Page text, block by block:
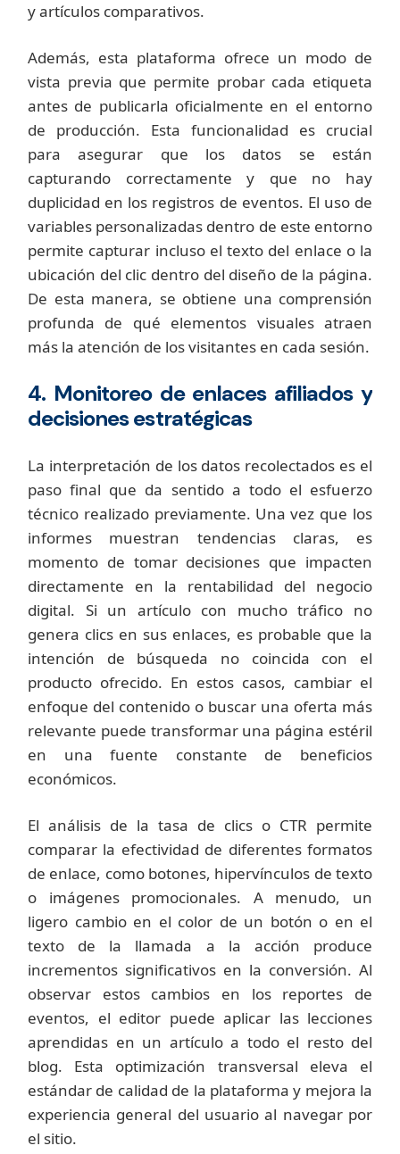
y artículos comparativos.
Además, esta plataforma ofrece un modo de
vista previa que permite probar cada etiqueta
antes de publicarla oficialmente en el entorno
de producción. Esta funcionalidad es crucial
para asegurar que los datos se están
capturando correctamente y que no hay
duplicidad en los registros de eventos. El uso de
variables personalizadas dentro de este entorno
permite capturar incluso el texto del enlace o la
ubicación del clic dentro del diseño de la página.
De esta manera, se obtiene una comprensión
profunda de qué elementos visuales atraen
más la atención de los visitantes en cada sesión.
4. Monitoreo de enlaces afiliados y
decisiones estratégicas
La interpretación de los datos recolectados es el
paso final que da sentido a todo el esfuerzo
técnico realizado previamente. Una vez que los
informes muestran tendencias claras, es
momento de tomar decisiones que impacten
directamente en la rentabilidad del negocio
digital. Si un artículo con mucho tráfico no
genera clics en sus enlaces, es probable que la
intención de búsqueda no coincida con el
producto ofrecido. En estos casos, cambiar el
enfoque del contenido o buscar una oferta más
relevante puede transformar una página estéril
en una fuente constante de beneficios
económicos.
El análisis de la tasa de clics o CTR permite
comparar la efectividad de diferentes formatos
de enlace, como botones, hipervínculos de texto
o imágenes promocionales. A menudo, un
ligero cambio en el color de un botón o en el
texto de la llamada a la acción produce
incrementos significativos en la conversión. Al
observar estos cambios en los reportes de
eventos, el editor puede aplicar las lecciones
aprendidas en un artículo a todo el resto del
blog. Esta optimización transversal eleva el
estándar de calidad de la plataforma y mejora la
experiencia general del usuario al navegar por
el sitio.